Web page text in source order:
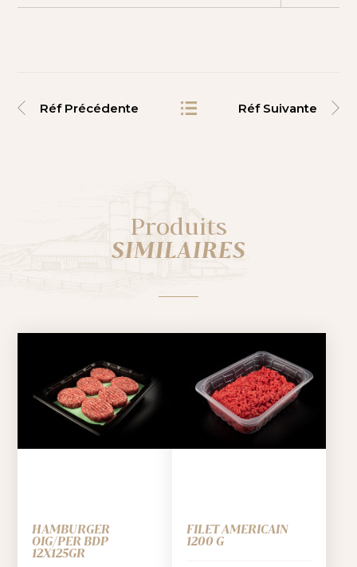
Réf Précédente Réf Suivante
Produits
SIMILAIRES
HAMBURGER
OIG/PER BDP
12X125GR
FILET AMERICAIN
1200 G